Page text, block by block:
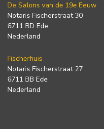
De Salons van de 19e Eeuw
Notaris Fischerstraat 30
6711 BD Ede
Nederland
Fischerhuis
Notaris Fischerstraat 27
6711 BB Ede
Nederland